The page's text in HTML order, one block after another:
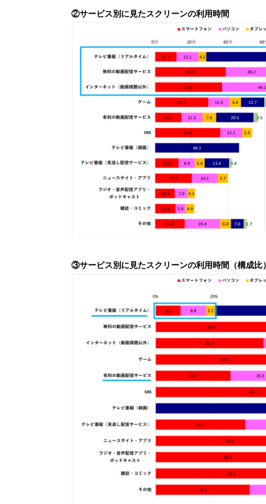
②サービス別に見たスクリーンの利用時間
③サービス別に見たスクリーンの利用時間（構成比